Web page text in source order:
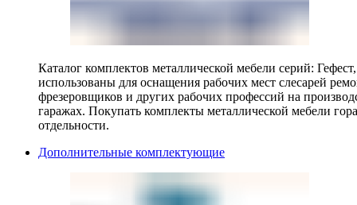
Каталог комплектов металлической мебели серий:
использованы для оснащения рабочих мест слесарей
фрезеровщиков и других рабочих профессий на
гаражах. Покупать комплекты металлической мебели
отдельности.
Дополнительные комплектующие